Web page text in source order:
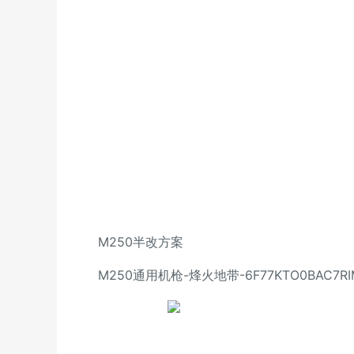
M250半改方案
M250通用机枪-烽火地带-